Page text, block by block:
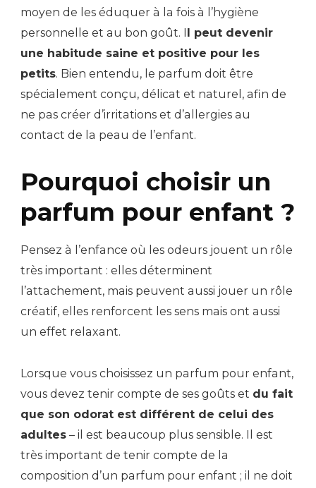
moyen de les éduquer à la fois à l’hygiène
personnelle et au bon goût. I
l peut devenir
une habitude saine et positive pour les
petits. Bien entendu, le parfum doit être
spécialement conçu, délicat et naturel, afin de
ne pas créer d’irritations et d’allergies au
contact de la peau de l’enfant.
Pourquoi choisir un
parfum pour enfant ?
Pensez à l’enfance où les odeurs jouent un rôle
très important : elles déterminent
l’attachement, mais peuvent aussi jouer un rôle
créatif, elles renforcent les sens mais ont aussi
un effet relaxant.
Lorsque vous choisissez un parfum pour enfant,
vous devez tenir compte de ses goûts et du fait
que son odorat est différent de celui des
adultes – il est beaucoup plus sensible. Il est
très important de tenir compte de la
composition d’un parfum pour enfant ; il ne doit